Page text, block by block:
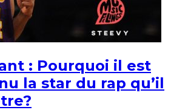
: Pourquoi il est
la star du rap qu’il